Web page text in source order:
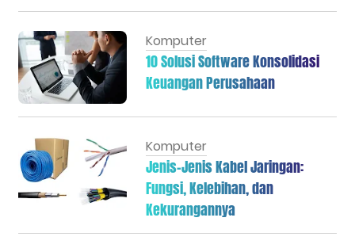
Komputer
10 Solusi Software Konsolidasi
Keuangan Perusahaan
Komputer
Jenis-Jenis Kabel Jaringan:
Fungsi, Kelebihan, dan
Kekurangannya